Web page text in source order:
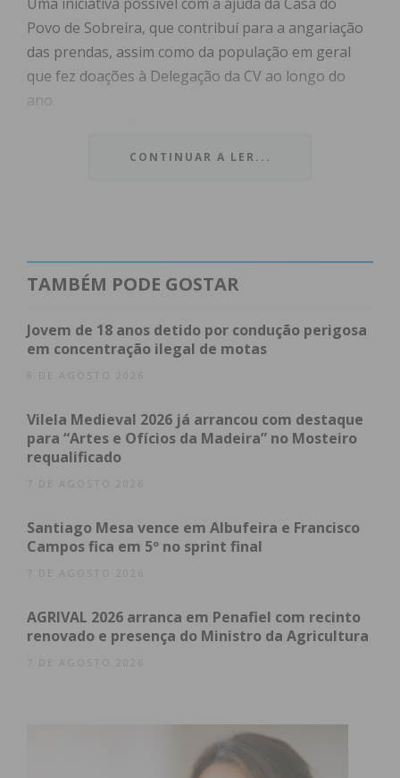
Povo de Sobreira, que contribuí para a angariação
das prendas, assim como da população em geral
que fez doações à Delegação da CV ao longo do
ano.
todos um feliz Natal, repleto de magia.
Subscreva a newsletter do
Imediato
Assine nossa newsletter por e-mail e
atualizada.
Eu li e concordo com ostermos e
CONTINUAR A LER...
TAMBÉM PODE GOSTAR
Jovem de 18 anos detido por condução perigosa
em concentração ilegal de motas
8 DE AGOSTO 2026
Vilela Medieval 2026 já arrancou com destaque
para “Artes e Ofícios da Madeira” no Mosteiro
requalificado
7 DE AGOSTO 2026
Santiago Mesa vence em Albufeira e Francisco
Campos fica em 5º no sprint final
7 DE AGOSTO 2026
AGRIVAL 2026 arranca em Penafiel com recinto
renovado e presença do Ministro da Agricultura
7 DE AGOSTO 2026